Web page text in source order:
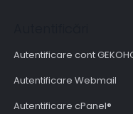
Autentificare cont
Autentificare Webmail
Autentificare cPanel®